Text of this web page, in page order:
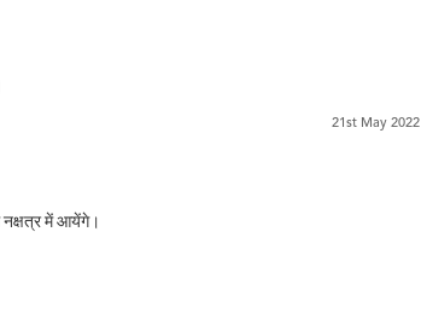
21st May 2022
नक्षत्र में आयेंगे।